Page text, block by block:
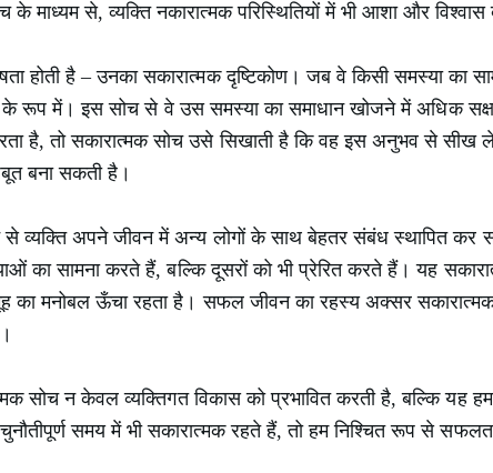
के माध्यम से, व्यक्ति नकारात्मक परिस्थितियों में भी आशा और
होती है – उनका सकारात्मक दृष्टिकोण। जब वे किसी समस्या का
रूप में। इस सोच से वे उस समस्या का समाधान खोजने में अधिक
है, तो सकारात्मक सोच उसे सिखाती है कि वह इस अनुभव से
बना सकती है।
से व्यक्ति अपने जीवन में अन्य लोगों के साथ बेहतर संबंध स्थापित कर
का सामना करते हैं, बल्कि दूसरों को भी प्रेरित करते हैं। यह
मनोबल ऊँचा रहता है। सफल जीवन का रहस्य अक्सर सकारात्मक
सोच न केवल व्यक्तिगत विकास को प्रभावित करती है, बल्कि यह
समय में भी सकारात्मक रहते हैं, तो हम निश्चित रूप से